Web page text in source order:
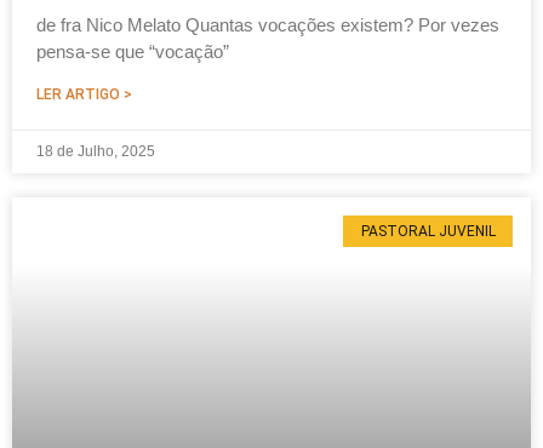
de fra Nico Melato Quantas vocações existem? Por vezes
pensa-se que “vocação”
LER ARTIGO >
18 de Julho, 2025
PASTORAL JUVENIL